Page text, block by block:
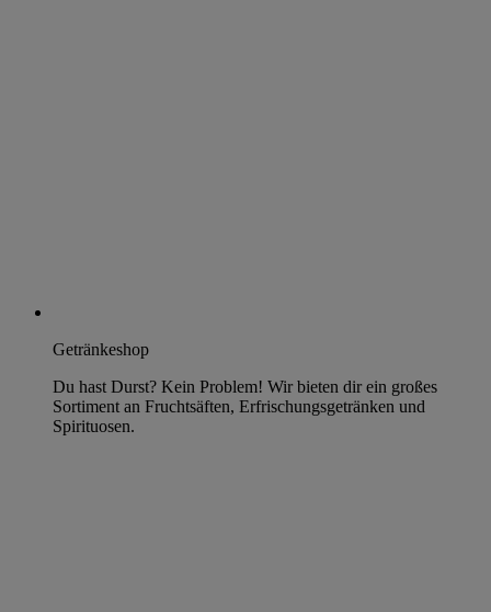
Getränkeshop
Du hast Durst? Kein Problem! Wir bieten dir ein großes
Sortiment an Fruchtsäften, Erfrischungsgetränken und
Spirituosen.